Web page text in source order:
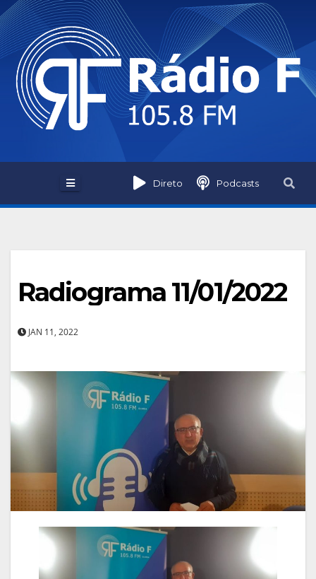
Skip
to
content
Direto Podcasts
Radiograma 11/01/2022
JAN 11, 2022